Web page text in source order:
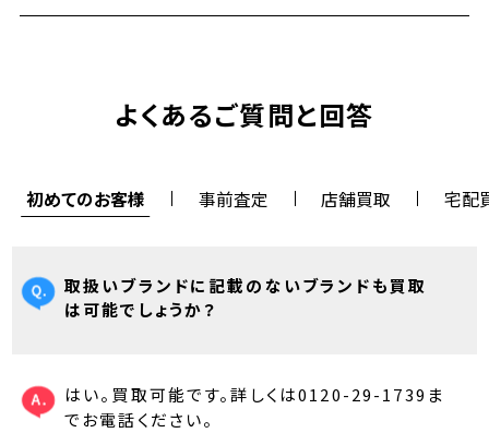
よくあるご質問と回答
初めてのお客様 事前査定 店舗買取 宅配
取扱いブランドに記載のないブランドも買取
は可能でしょうか？
はい。買取可能です。詳しくは0120-29-1739ま
でお電話ください。